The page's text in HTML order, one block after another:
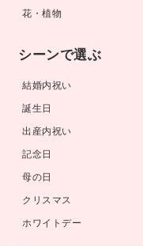
花・植物
シーンで選ぶ
結婚内祝い
誕生日
出産内祝い
記念日
母の日
クリスマス
ホワイトデー